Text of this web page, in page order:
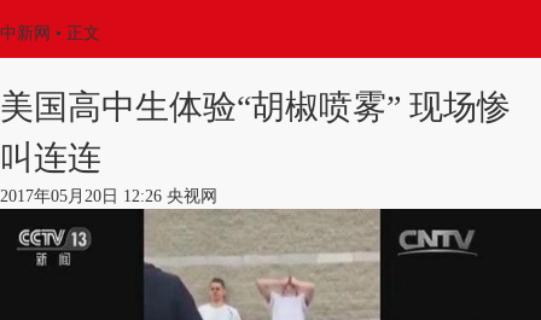
中新网 • 正文
美国高中生体验“胡椒喷雾” 现场惨
叫连连
2017年05月20日 12:26 央视网